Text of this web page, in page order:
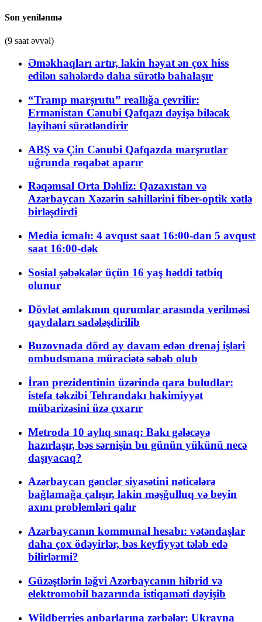
Son yenilənmə
(9 saat əvvəl)
Əməkhaqları artır, lakin həyat ən çox hiss
edilən sahələrdə daha sürətlə bahalaşır
“Tramp marşrutu” reallığa çevrilir:
Ermənistan Cənubi Qafqazı dəyişə biləcək
layihəni sürətləndirir
ABŞ və Çin Cənubi Qafqazda marşrutlar
uğrunda rəqabət aparır
Rəqəmsal Orta Dəhliz: Qazaxıstan və
Azərbaycan Xəzərin sahillərini fiber-optik xətlə
birləşdirdi
Media icmalı: 4 avqust saat 16:00-dan 5 avqust
saat 16:00-dək
Sosial şəbəkələr üçün 16 yaş həddi tətbiq
olunur
Dövlət əmlakının qurumlar arasında verilməsi
qaydaları sadələşdirilib
Buzovnada dörd ay davam edən drenaj işləri
ombudsmana müraciətə səbəb olub
İran prezidentinin üzərində qara buludlar:
istefa təkzibi Tehrandakı hakimiyyət
mübarizəsini üzə çıxarır
Metroda 10 aylıq sınaq: Bakı gələcəyə
hazırlaşır, bəs sərnişin bu günün yükünü necə
daşıyacaq?
Azərbaycan gənclər siyasətini nəticələrə
bağlamağa çalışır, lakin məşğulluq və beyin
axını problemləri qalır
Azərbaycanın kommunal hesabı: vətəndaşlar
daha çox ödəyirlər, bəs keyfiyyət tələb edə
bilirlərmi?
Güzəştlərin ləğvi Azərbaycanın hibrid və
elektromobil bazarında istiqaməti dəyişib
Wildberries anbarlarına zərbələr: Ukrayna